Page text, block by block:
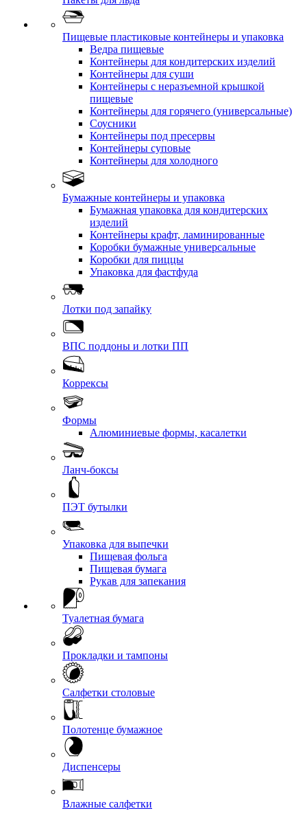
Пищевые пластиковые контейнеры и упаковка
Ведра пищевые
Контейнеры для кондитерских изделий
Контейнеры для суши
Контейнеры с неразъемной крышкой
пищевые
Контейнеры для горячего (универсальные)
Соусники
Контейнеры под пресервы
Контейнеры суповые
Контейнеры для холодного
Бумажные контейнеры и упаковка
Бумажная упаковка для кондитерских
изделий
Контейнеры крафт, ламинированные
Коробки бумажные универсальные
Коробки для пиццы
Упаковка для фастфуда
Лотки под запайку
ВПС поддоны и лотки ПП
Коррексы
Формы
Алюминиевые формы, касалетки
Ланч-боксы
ПЭТ бутылки
Упаковка для выпечки
Пищевая фольга
Пищевая бумага
Рукав для запекания
Туалетная бумага
Прокладки и тампоны
Салфетки столовые
Полотенце бумажное
Диспенсеры
Влажные салфетки